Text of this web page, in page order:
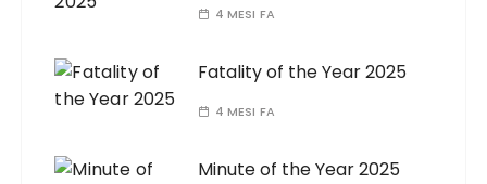
4 MESI FA
Fatality of the Year 2025
4 MESI FA
Minute of the Year 2025